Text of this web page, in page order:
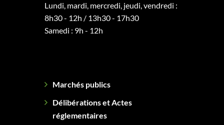
Lundi, mardi, mercredi, jeudi, vendredi :
8h30 - 12h / 13h30 - 17h30
Samedi : 9h - 12h
Marchés publics
Délibérations et Actes
réglementaires